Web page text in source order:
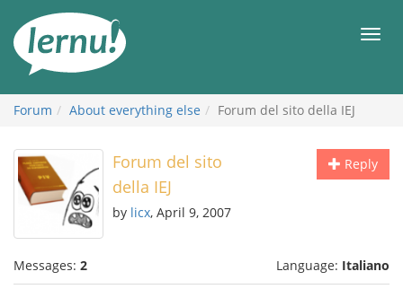
the
content
Forum About everything else Forum del sito della IEJ
Reply
Forum del sito
della IEJ
by licx, April 9, 2007
Messages: 2 Language: Italiano